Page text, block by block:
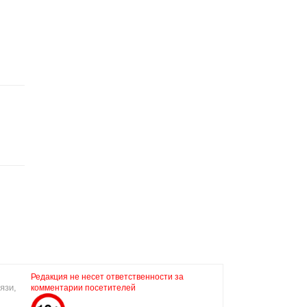
Редакция не несет ответственности за
комментарии посетителей